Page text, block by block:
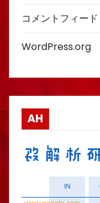
コメントフィード
WordPress.org
AH